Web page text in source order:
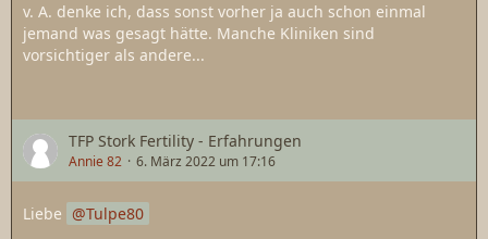
v. A. denke ich, dass sonst vorher ja auch schon einmal
jemand was gesagt hätte. Manche Kliniken sind
vorsichtiger als andere...
TFP Stork Fertility - Erfahrungen
Annie 82 6. März 2022 um 17:16
Liebe
Tulpe80